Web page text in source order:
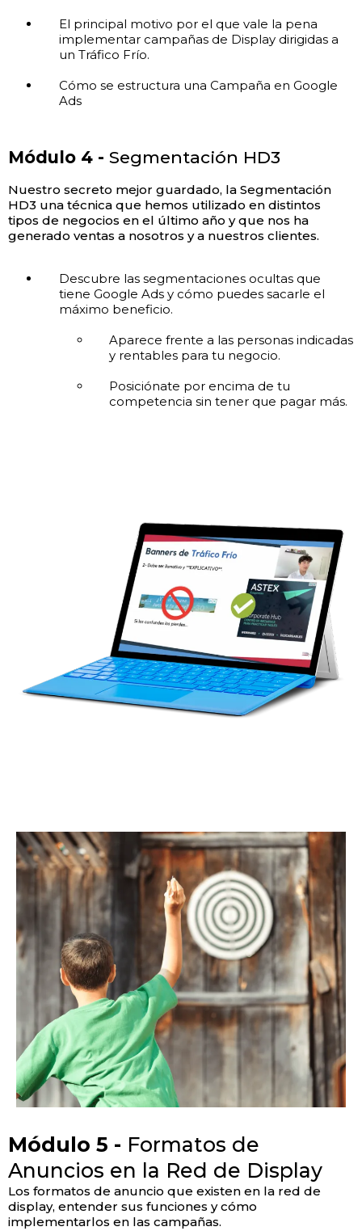
El principal motivo por el que vale la pena
implementar campañas de Display dirigidas a
un Tráfico Frío.
Cómo se estructura una Campaña en Google
Ads
Módulo 4 - Segmentación HD3
Nuestro secreto mejor guardado, la Segmentación
HD3 una técnica que hemos utilizado en distintos
tipos de negocios en el último año y que nos ha
generado ventas a nosotros y a nuestros clientes.
Descubre las segmentaciones ocultas que
tiene Google Ads y cómo puedes sacarle el
máximo beneficio.
Aparece frente a las personas indicadas
y rentables para tu negocio.
Posiciónate por encima de tu
competencia sin tener que pagar más.
Módulo 5 - Formatos de
Anuncios en la Red de Display
Los formatos de anuncio que existen en la red de
display, entender sus funciones y cómo
implementarlos en las campañas.